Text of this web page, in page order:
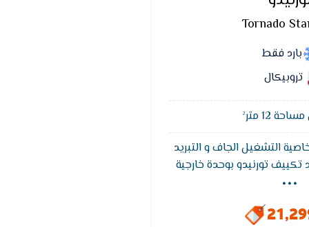
Tornado
بارد فقط
تروبيكال
12 متر²
التشغيل الجاف و التبريد
تورنيدو بوحدة خارجية
التبريد السريع و ضمان...